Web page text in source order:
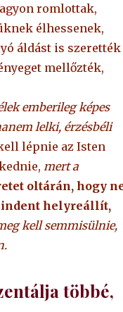
romlottak,
élhessenek,
áldást is szerették
mellőzték,
emberileg képes
lelki, érzésbéli
lépnie az Isten
mert a
oltárán, hogy
helyreállít,
kell semmisülnie,
többé,